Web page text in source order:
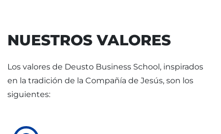
NUESTROS VALORES
Los valores de Deusto Business School, inspirados
en la tradición de la Compañía de Jesús, son los
siguientes: